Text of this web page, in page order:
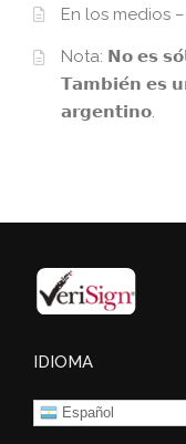
En los medios
Nota: 𝗡𝗼 𝗲𝘀
𝗧𝗮𝗺𝗯𝗶𝗲́𝗻 𝗲𝘀
𝗮𝗿𝗴𝗲𝗻𝘁𝗶𝗻𝗼.
IDIOMA
Español